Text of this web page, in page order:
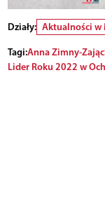
Działy: Aktualności w
Tagi:Anna Zimny-Zając
Lider Roku 2022 w